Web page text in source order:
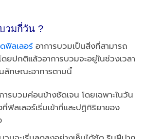
วมกี่วัน ?
ฟิลเลอร์ อาการบวมเป็นสิ่งที่สามารถ
ยปกติแล้วอาการบวมจะอยู่ในช่วงเวลา
ลักษณะอาการตามนี้
ารบวมค่อนข้างชัดเจน โดยเฉพาะในวัน
ฟิลเลอร์เริ่มเข้าที่และปฏิกิริยาของ